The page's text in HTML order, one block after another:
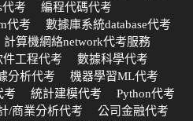
代考
編程代碼代考
代考
數據庫系統database代考
計算機網絡network代考服務
件工程代考
數據科學代考
分析代考
機器學習ML代考
考 統計建模代考
Python代考
/商業分析代考
公司金融代考